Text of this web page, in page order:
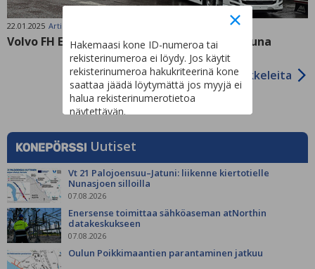
22.01.2025 Artikkelit ja koneuutiset
Volvo FH Electric Aero – Maanteiden sähköjuna
Lisää artikkeleita
Uutiset
Vt 21 Palojoensuu–Jatuni: liikenne kiertotielle
Nunasjoen silloilla
07.08.2026
Enersense toimittaa sähköaseman atNorthin
datakeskukseen
07.08.2026
Oulun Poikkimaantien parantaminen jatkuu
Hakemaasi kone ID-numeroa tai
rekisterinumeroa ei löydy. Jos käytit
rekisterinumeroa hakukriteerinä kone
saattaa jäädä löytymättä jos myyjä ei
halua rekisterinumerotietoa
näytettävän.